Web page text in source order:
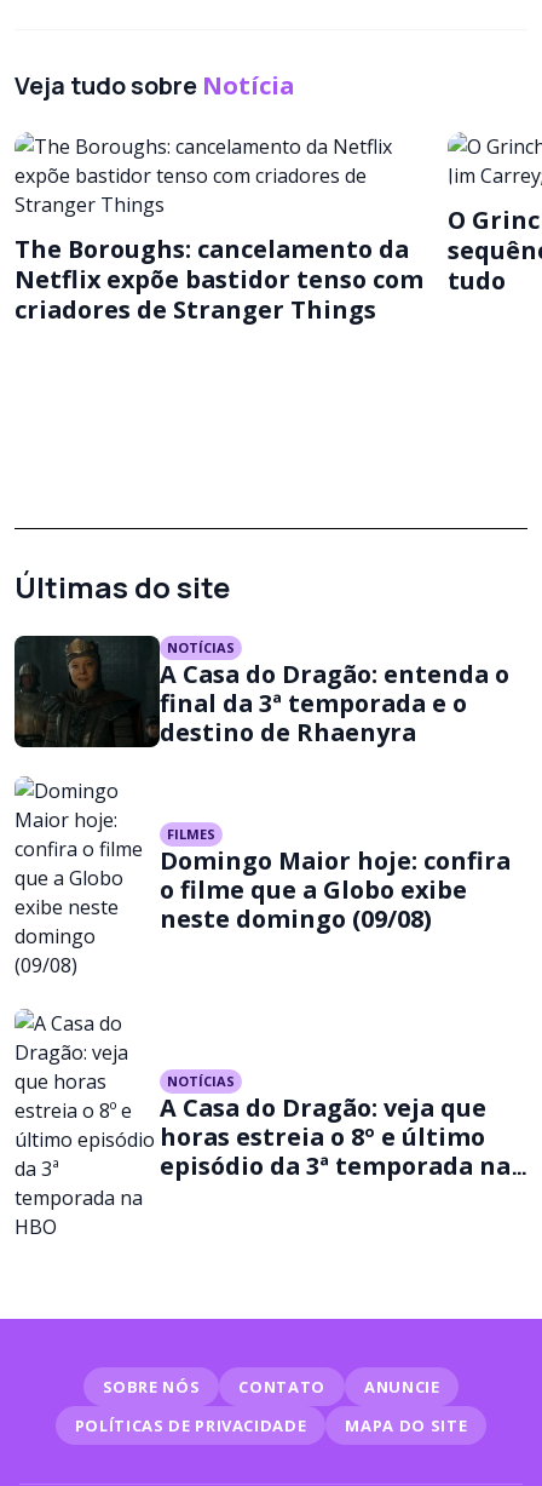
Veja tudo sobre Notícia
The Boroughs: cancelamento da
Netflix expõe bastidor tenso com
criadores de Stranger Things
O
tudo
Últimas do site
NOTÍCIAS
A Casa do Dragão: entenda o
final da 3ª temporada e o
destino de Rhaenyra
FILMES
Domingo Maior hoje: confira
o filme que a Globo exibe
neste domingo (09/08)
NOTÍCIAS
A Casa do Dragão: veja que
horas estreia o 8º e último
episódio da 3ª temporada na
SOBRE NÓS CONTATO
ANUNCIE
POLÍTICAS DE PRIVACIDADE
MAPA DO SITE